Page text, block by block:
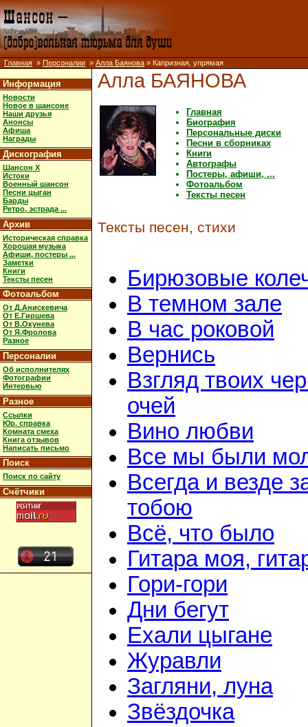
Главная » Персоналии » Алла Баянова » Капризная, упрямая
Информация
Новости
Новое в шансоне
Наши друзья
Анонсы
Афиша
Награды
Дискография
Шансон X
Истоки
Военный шансон
Песни цыган
Барды
Ретро, эстрада ...
Архив
Историческая справка
Хорошая музыка
Афиши, постеры ...
Заметки
Книги
Тексты песен
Фотоальбом
От Д.Анискевича
От Е.Гиршева
От В.Окунева
От Я.Фролова
Разное
Персоналии
Об исполнителях
Фотографии
Интервью
Разное
Ссылки
Юр. справка
Комната смеха
Книга отзывов
Написать письмо
Поиск
Поиск по сайту
Счётчики
Алла БАЯНОВА
Главная
Биография
Персональные диски
Песни в сборниках
Книги
Автографы
Постеры, афиши, ...
Фотоальбом
Тексты песен
Тексты песен, стихи
Бирюзовые
В темном зале
В час роковой
Вернись
Взгляд твоих
очей
Вино любви
Все мы были
Всегда и везде
тобою
Всё, что было
Гитара моя,
Гори-гори
Дни бегут
Ехали цыгане
Журавли
Загляни, луна
Звёздочка